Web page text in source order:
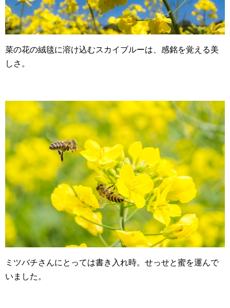
菜の花の絨毯に溶け込むスカイブルーは、感銘を覚える美
しさ。
ミツバチさんにとっては書き入れ時。せっせと蜜を運んで
いました。